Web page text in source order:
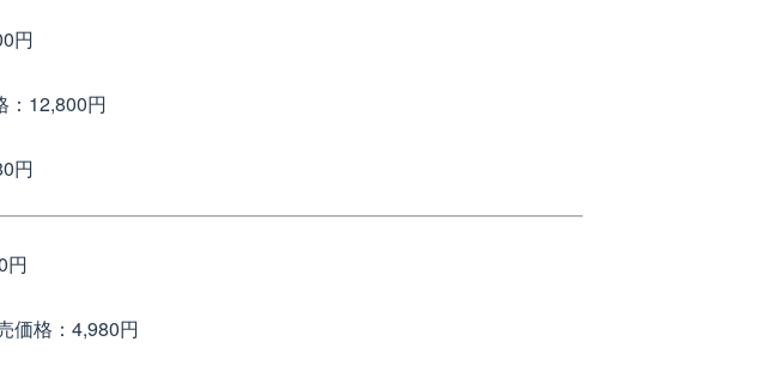
円
：12,800円
円
円
価格：4,980円